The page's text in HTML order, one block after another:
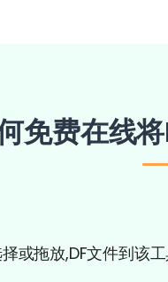
免费在线
或拖放,DF文件到该